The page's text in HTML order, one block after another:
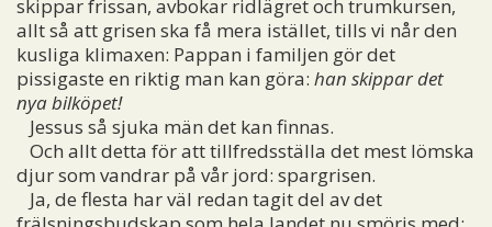
skippar frissan, avbokar ridlägret och trumkursen,
allt så att grisen ska få mera istället, tills vi når den
kusliga klimaxen: Pappan i familjen gör det
pissigaste en riktig man kan göra: han skippar det
nya bilköpet!
Jessus så sjuka män det kan finnas.
Och allt detta för att tillfredsställa det mest lömska
djur som vandrar på vår jord: spargrisen.
Ja, de flesta har väl redan tagit del av det